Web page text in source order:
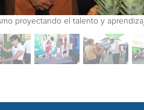
proyectando el talento y